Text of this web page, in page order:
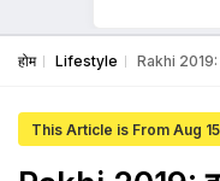
होम Lifestyle Rakhi 2019:
This Article is From Aug